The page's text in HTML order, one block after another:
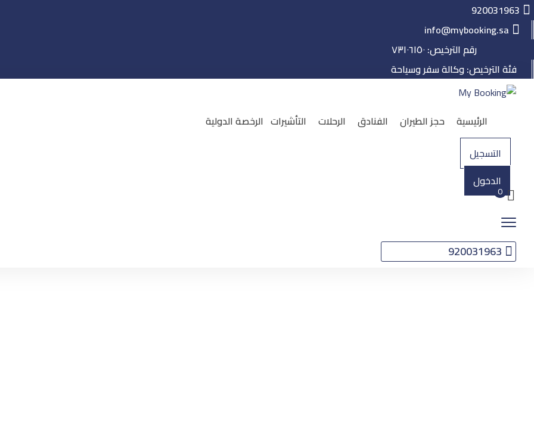
920031963
info@mybooking.sa
رقم الترخيص: ٧٣١٠٦١٥٠
فئة الترخيص: وكالة سفر وسياحة
الرئيسية حجز الطيران الفنادق الرحلات التأشيرات الرخصة الدولية
التسجيل
الدخول
0
920031963